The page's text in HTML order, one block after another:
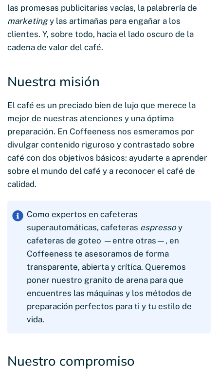
las promesas publicitarias vacías, la palabrería de
marketingy las artimañas para engañar a los
clientes. Y, sobre todo, hacia el lado oscuro de la
cadena de valor del café.
Nuestra misión
El café es un preciado bien de lujo que merece la
mejor de nuestras atenciones y una óptima
preparación. En Coffeeness nos esmeramos por
divulgar contenido riguroso y contrastado sobre
café con dos objetivos básicos: ayudarte a aprender
sobre el mundo del café y a reconocer el café de
calidad.
Como expertos en cafeteras
superautomáticas, cafeteras espresso y
cafeteras de goteo —entre otras—, en
Coffeeness te asesoramos de forma
transparente, abierta y crítica. Queremos
poner nuestro granito de arena para que
encuentres las máquinas y los métodos de
preparación perfectos para ti y tu estilo de
vida.
Nuestro compromiso